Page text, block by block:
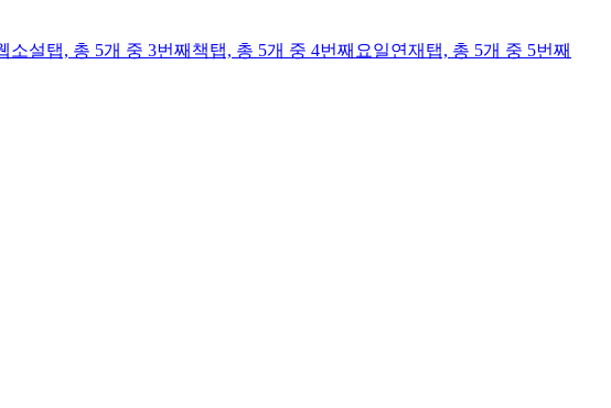
소설탭, 총 5개 중 3번째 책탭, 총 5개 중 4번째 요일연재 탭, 총 5개 중 5번째